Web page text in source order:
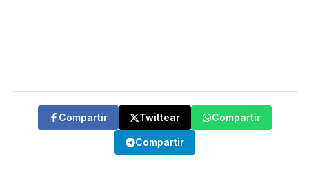
Compartir Twittear Compartir
Compartir